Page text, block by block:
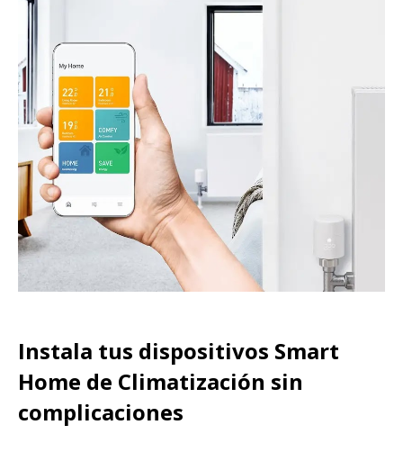
Instala tus dispositivos Smart
Home de Climatización sin
complicaciones